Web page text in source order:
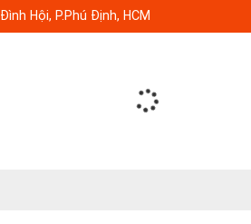
Hội, P.Phú Định, HCM